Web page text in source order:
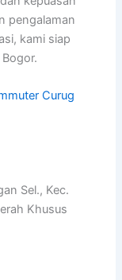
pengalaman
kami siap
Curug
Sel., Kec.
Khusus